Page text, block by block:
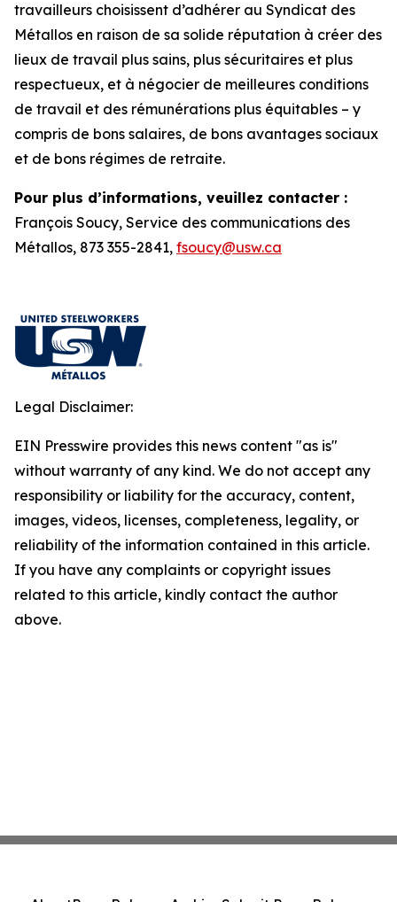
travailleurs choisissent d’adhérer au Syndicat des
Métallos en raison de sa solide réputation à créer des
lieux de travail plus sains, plus sécuritaires et plus
respectueux, et à négocier de meilleures conditions
de travail et des rémunérations plus équitables – y
compris de bons salaires, de bons avantages sociaux
et de bons régimes de retraite.
Pour plus d’informations, veuillez contacter :
François Soucy, Service des communications des
Métallos, 873 355-2841, fsoucy@usw.ca
Legal Disclaimer:
EIN Presswire provides this news content "as is"
without warranty of any kind. We do not accept any
responsibility or liability for the accuracy, content,
images, videos, licenses, completeness, legality, or
reliability of the information contained in this article.
If you have any complaints or copyright issues
related to this article, kindly contact the author
above.